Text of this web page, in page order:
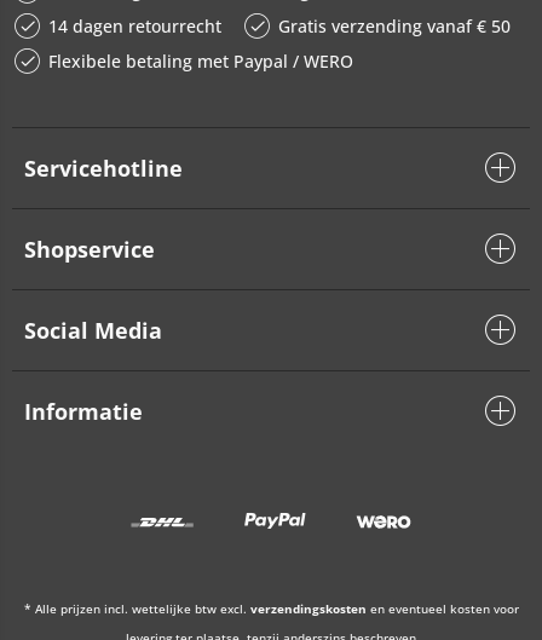
14 dagen retourrecht
Gratis verzending vanaf € 50
Flexibele betaling met Paypal / WERO
Servicehotline
Shopservice
Social Media
Informatie
* Alle prijzen incl. wettelijke btw excl. verzendingskosten en eventueel kosten voor